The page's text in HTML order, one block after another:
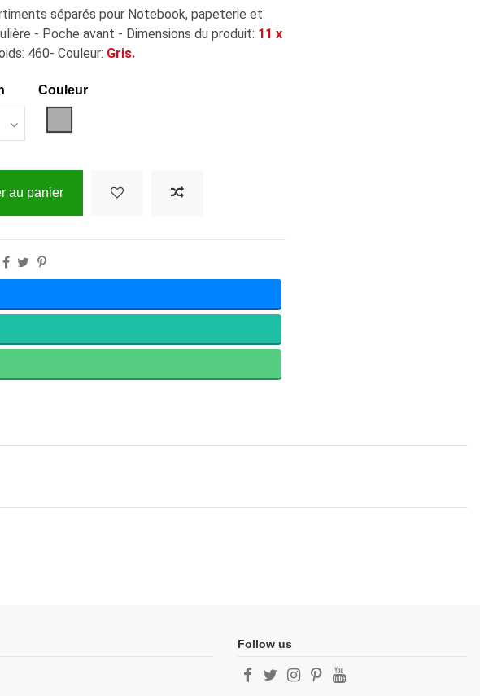
séparés pour Notebook, papeterie et
- Poche avant - Dimensions du produit: 11 x
460- Couleur: Gris.
Couleur
au panier
Follow us